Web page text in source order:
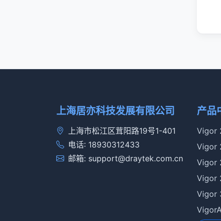
上海居亦科技发展有限公司
上海市松江区茸阳路19号1-401
电话: 18930312433
邮箱: support@draytek.com.cn
产品
Vigor
Vigor
Vigor
Vigor
Vigor